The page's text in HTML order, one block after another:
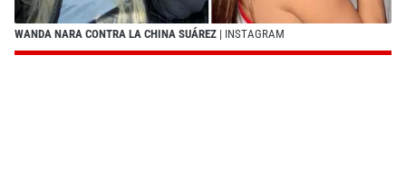
WANDA NARA CONTRA LA CHINA SUÁREZ | INSTAGRAM